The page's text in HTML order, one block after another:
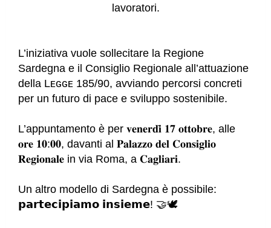
lavoratori.
L’iniziativa vuole sollecitare la Regione
Sardegna e il Consiglio Regionale all’attuazione
della Lᴇɢɢᴇ 185/90, avviando percorsi concreti
per un futuro di pace e sviluppo sostenibile.
L’appuntamento è per 𝐯𝐞𝐧𝐞𝐫𝐝𝐢̀ 𝟏𝟕 𝐨𝐭𝐭𝐨𝐛𝐫𝐞, alle
𝐨𝐫𝐞 𝟏𝟎:𝟎𝟎, davanti al 𝐏𝐚𝐥𝐚𝐳𝐳𝐨 𝐝𝐞𝐥 𝐂𝐨𝐧𝐬𝐢𝐠𝐥𝐢𝐨
𝐑𝐞𝐠𝐢𝐨𝐧𝐚𝐥𝐞 in via Roma, a 𝐂𝐚𝐠𝐥𝐢𝐚𝐫𝐢.
Un altro modello di Sardegna è possibile:
𝗽𝗮𝗿𝘁𝗲𝗰𝗶𝗽𝗶𝗮𝗺𝗼 𝗶𝗻𝘀𝗶𝗲𝗺𝗲! 🤝🕊️